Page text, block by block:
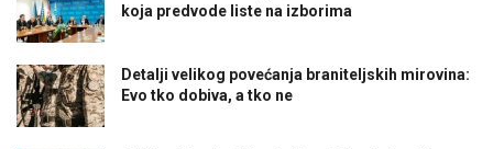
koja predvode liste na izborima
Detalji velikog povećanja braniteljskih mirovina:
Evo tko dobiva, a tko ne